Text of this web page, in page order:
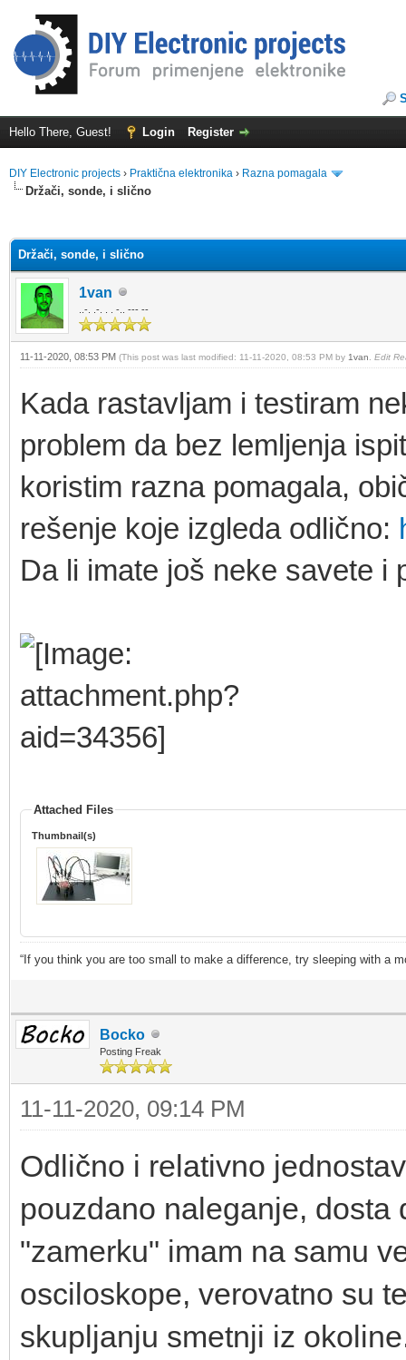
Hello There, Guest! Login Register
DIY Electronic projects › Praktična elektronika › Razna pomagala
Držači, sonde, i slično
Držači, sonde, i slično
1van
..-. .-. . . -.. --- --
11-11-2020, 08:53 PM (This post was last modified: 11-11-2020, 08:53 PM by 1van Edit
Kada rastavljam i testiram
problem da bez lemljenja
koristim razna pomagala,
rešenje koje izgleda odlično:
Da li imate još neke savete i
Attached Files
Thumbnail(s)
“If you think you are too small to make a difference, try sleeping with a
Bocko
Posting Freak
11-11-2020, 09:14 PM
Odlično i relativno
pouzdano naleganje, dosta
"zamerku" imam na samu
osciloskope, verovatno su
skupljanju smetnji iz